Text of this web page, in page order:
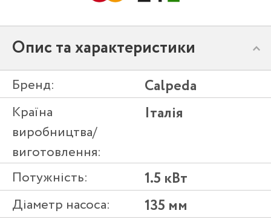
Опис та характеристики
Бренд: Calpeda
Країна
виробництва/
виготовлення:
Італія
Потужність: 1.5 кВт
Діаметр насоса: 135 мм